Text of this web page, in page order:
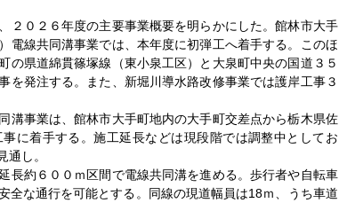
２０２６年度の主要事業概要を明らかにした。館林市大手
電線共同溝事業では、本年度に初弾工へ着手する。このほ
の県道綿貫篠塚線（東小泉工区）と大泉町中央の国道３５
を発注する。また、新堀川導水路改修事業では護岸工事３
溝事業は、館林市大手町地内の大手町交差点から栃木県佐
に着手する。施工延長などは現段階では調整中としてお
通し。
長約６００ｍ区間で電線共同溝を進める。歩行者や自転車
全な通行を可能とする。同線の現道幅員は18ｍ、うち車道